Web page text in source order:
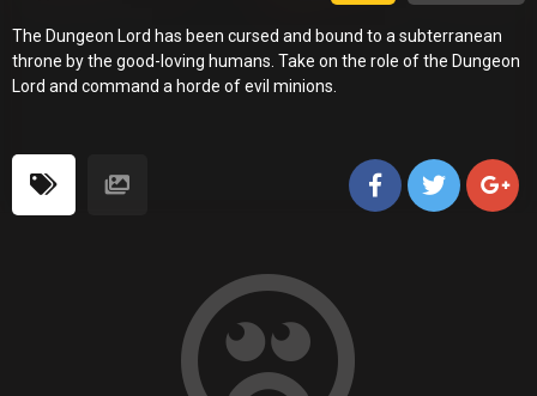
The Dungeon Lord has been cursed and bound to a subterranean
throne by the good-loving humans. Take on the role of the Dungeon
Lord and command a horde of evil minions.